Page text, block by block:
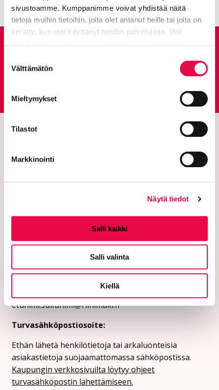
sivustoamme. Kumppanimme voivat yhdistää näitä
tietoja muihin tietoihin, joita olet antanut heille tai joita on
kerätty, kun olet käyttänyt heidän palvelujaan. Voit
valinta
Välttämätön
Mieltymykset
Tilastot
Markkinointi
Näytä tiedot
Salli kaikki
Salli valinta
Kiellä
Siirtyy ulkoiselle
PL 125 (Eteläinen Asemakatu 2)
Vaihde: 019 758 4000
etunimi.sukunimi@riihimaki.fi
Turvasähköpostiosoite:
Ethän lähetä henkilötietoja tai arkaluonteisia
asiakastietoja suojaamattomassa sähköpostissa.
Kaupungin verkkosivuilta löytyy ohjeet
turvasähköpostin lähettämiseen.